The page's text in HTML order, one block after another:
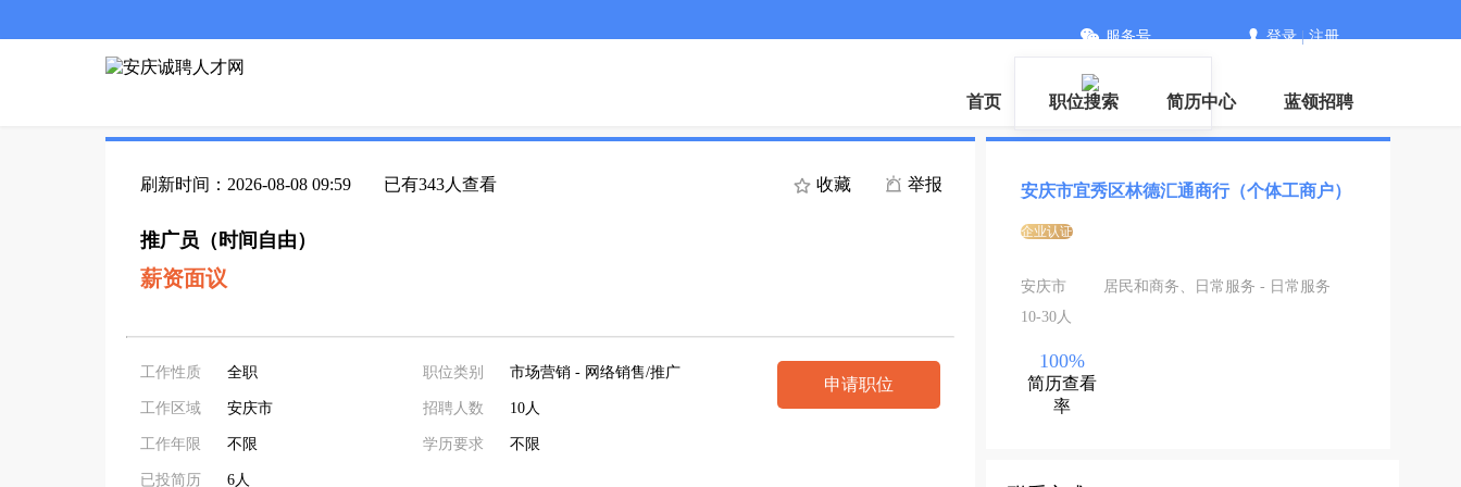
服务号 登录|注册
首页 职位搜索 简历中心 蓝领招聘
刷新时间：2026-08-08 09:59 已有343人查看 收藏 举报
推广员（时间自由）
薪资面议
工作性质 全职
工作区域 安庆市
工作年限 不限
已投简历 6人
职位类别 市场营销 - 网络销售/推广
招聘人数 10人
学历要求 不限
申请职位
安庆市宜秀区林德汇通商行（个体工商户）
企业认证
安庆市
居民和商务、日常服务 - 日常服务
10-30人
100%
简历查看
率